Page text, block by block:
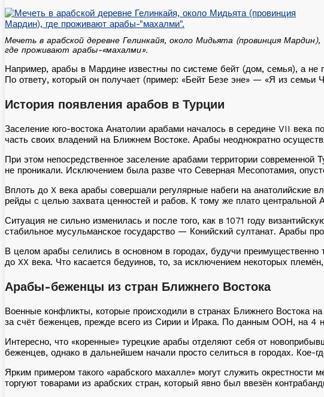
Мечеть в арабской деревне Гелинкайя, около Мидьята (провинция Мардин),
где проживают арабы-«махалми».
Например, арабы в Мардине известны по системе бейт (дом, семья), а не
По ответу, который он получает (пример: «Бейт Безе эне» — «Я из семьи
История появления арабов в Турции
Заселение юго-востока Анатолии арабами началось в середине VII века
часть своих владений на Ближнем Востоке. Арабы неоднократно
При этом непосредственное заселение арабами территории
не проникали. Исключением была разве что Северная Месопотамия,
Вплоть до X века арабы совершали регулярные набеги на анатолийские
рейды с целью захвата ценностей и рабов. К тому же плато
Ситуация не сильно изменилась и после того, как в 1071 году
стабильное мусульманское государство — Конийский султанат. Арабы
В целом арабы селились в основном в городах, будучи
до XX века. Что касается бедуинов, то, за исключением некоторых
Арабы-беженцы из стран Ближнего Востока
Военные конфликты, которые происходили в странах Ближнего Востока
за счёт беженцев, прежде всего из Сирии и Ирака. По данным ООН, на 4
Интересно, что «коренные» турецкие арабы отделяют себя от
беженцев, однако в дальнейшем начали просто селиться в городах. Кое-
Ярким примером такого «арабского махалле» могут служить
торгуют товарами из арабских стран, который явно был ввезён